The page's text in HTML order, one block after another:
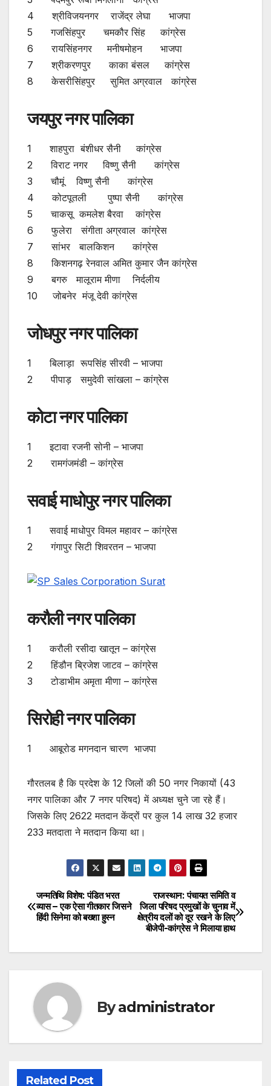
4 श्रीविजयनगर राजेंद्र लेघा भाजपा
5 गजसिंहपुर चमकौर सिंह कांग्रेस
6 रायसिंहनगर मनीषमोहन भाजपा
7 श्रीकरणपुर काका बंसल कांग्रेस
8 केसरीसिंहपुर सुमित अग्रवाल कांग्रेस
जयपुर नगर पालिका
1 शाहपुरा बंशीधर सैनी कांग्रेस
2 विराट नगर विष्णु सैनी कांग्रेस
3 चौमूं विष्णु सैनी कांग्रेस
4 कोटपूतली पुष्पा सैनी कांग्रेस
5 चाकसू कमलेश बैरवा कांग्रेस
6 फुलेरा संगीता अग्रवाल कांग्रेस
7 सांभर बालकिशन कांग्रेस
8 किशनगढ़ रेनवाल अमित कुमार जैन कांग्रेस
9 बगरु मालूराम मीणा निर्दलीय
10 जोबनेर मंजू देवी कांग्रेस
जोधपुर नगर पालिका
1 बिलाड़ा रूपसिंह सीरवी – भाजपा
2 पीपाड़ समुदेवी सांखला – कांग्रेस
कोटा नगर पालिका
1 इटावा रजनी सोनी – भाजपा
2 रामगंजमंडी – कांग्रेस
सवाई माधोपुर नगर पालिका
1 सवाई माधोपुर विमल महावर – कांग्रेस
2 गंगापुर सिटी शिवरतन – भाजपा
करौली नगर पालिका
1 करौली रसीदा खातून – कांग्रेस
2 हिंडौन ब्रिजेश जाटव – कांग्रेस
3 टोडाभीम अमृता मीणा – कांग्रेस
सिरोही नगर पालिका
1 आबूरोड मगनदान चारण भाजपा
गौरतलब है कि प्रदेश के 12 जिलों की 50 नगर निकायों (43
नगर पालिका और 7 नगर परिषद) में अध्यक्ष चुने जा रहे हैं।
जिसके लिए 2622 मतदान केंद्रों पर कुल 14 लाख 32 हजार
233 मतदाता ने मतदान किया था।
Post
navigation
राजस्थान: पंचायत समिति व
जिला परिषद प्रमुखों के चुनाव में
क्षेत्रीय दलों को दूर रखने के लिए
बीजेपी-कांग्रेस ने मिलाया हाथ
जन्मतिथि विशेष: पंडित भरत
व्यास – एक ऐसा गीतकार जिसने
हिंदी सिनेमा को बख्शा हुस्न
Byadministrator
Related Post